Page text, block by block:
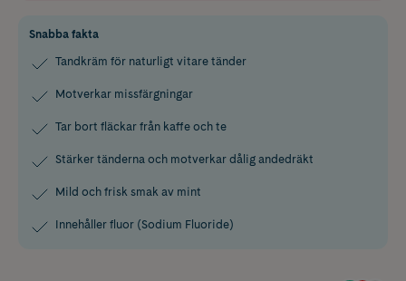
Snabba fakta
Tandkräm för naturligt vitare tänder
Motverkar missfärgningar
Tar bort fläckar från kaffe och te
Stärker tänderna och motverkar dålig andedräkt
Mild och frisk smak av mint
Innehåller fluor (Sodium Fluoride)